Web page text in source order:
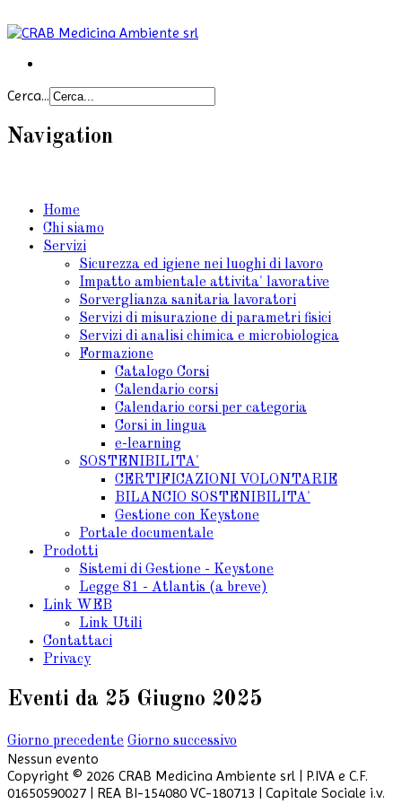
Cerca...
Navigation
Home
Chi siamo
Servizi
Sicurezza ed igiene nei luoghi di lavoro
Impatto ambientale attivita' lavorative
Sorverglianza sanitaria lavoratori
Servizi di misurazione di parametri fisici
Servizi di analisi chimica e microbiologica
Formazione
Catalogo Corsi
Calendario corsi
Calendario corsi per categoria
Corsi in lingua
e-learning
SOSTENIBILITA'
CERTIFICAZIONI VOLONTARIE
BILANCIO SOSTENIBILITA'
Gestione con Keystone
Portale documentale
Prodotti
Sistemi di Gestione - Keystone
Legge 81 - Atlantis (a breve)
Link WEB
Link Utili
Contattaci
Privacy
Eventi da 25 Giugno 2025
Giorno precedente Giorno successivo
Nessun evento
Copyright © 2026 CRAB Medicina Ambiente srl | P.IVA e C.F.
01650590027 | REA BI-154080 VC-180713 | Capitale Sociale i.v.